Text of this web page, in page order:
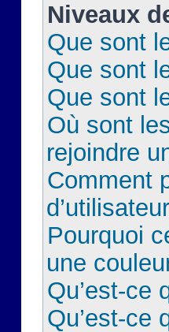
Niveaux
Que sont
Que sont
Que sont
Où sont
rejoindre
Comment
Pourquoi
une
Qu’est-ce
Qu’est-ce